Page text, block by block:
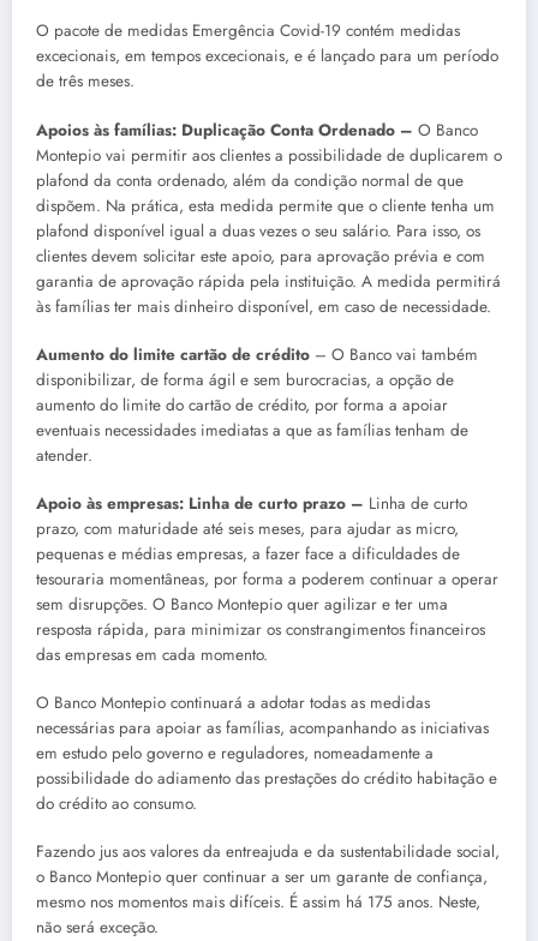
O pacote de medidas Emergência Covid-19 contém medidas
excecionais, em tempos excecionais, e é lançado para um período
de três meses.
Apoios às famílias: Duplicação Conta Ordenado – O Banco
Montepio vai permitir aos clientes a possibilidade de duplicarem o
plafond da conta ordenado, além da condição normal de que
dispõem. Na prática, esta medida permite que o cliente tenha um
plafond disponível igual a duas vezes o seu salário. Para isso, os
clientes devem solicitar este apoio, para aprovação prévia e com
garantia de aprovação rápida pela instituição. A medida permitirá
às famílias ter mais dinheiro disponível, em caso de necessidade.
Aumento do limite cartão de crédito – O Banco vai também
disponibilizar, de forma ágil e sem burocracias, a opção de
aumento do limite do cartão de crédito, por forma a apoiar
eventuais necessidades imediatas a que as famílias tenham de
atender.
Apoio às empresas: Linha de curto prazo – Linha de curto
prazo, com maturidade até seis meses, para ajudar as micro,
pequenas e médias empresas, a fazer face a dificuldades de
tesouraria momentâneas, por forma a poderem continuar a operar
sem disrupções. O Banco Montepio quer agilizar e ter uma
resposta rápida, para minimizar os constrangimentos financeiros
das empresas em cada momento.
O Banco Montepio continuará a adotar todas as medidas
necessárias para apoiar as famílias, acompanhando as iniciativas
em estudo pelo governo e reguladores, nomeadamente a
possibilidade do adiamento das prestações do crédito habitação e
do crédito ao consumo.
Fazendo jus aos valores da entreajuda e da sustentabilidade social,
o Banco Montepio quer continuar a ser um garante de confiança,
mesmo nos momentos mais difíceis. É assim há 175 anos. Neste,
não será exceção.